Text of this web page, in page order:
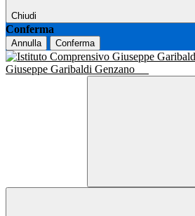
Chiudi
Conferma
Annulla Conferma
Giuseppe Garibaldi Genzano